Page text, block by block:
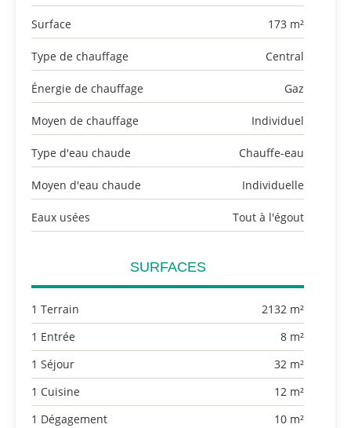
Surface 173 m²
Type de chauffage Central
Énergie de chauffage Gaz
Moyen de chauffage Individuel
Type d'eau chaude Chauffe-eau
Moyen d'eau chaude Individuelle
Eaux usées Tout à l'égout
SURFACES
1 Terrain
2132 m²
1 Entrée
8 m²
1 Séjour
32 m²
1 Cuisine
12 m²
1 Dégagement
10 m²